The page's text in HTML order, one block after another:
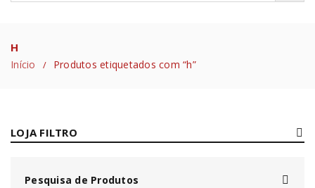
H
Início / Produtos etiquetados com “h”
LOJA FILTRO
Pesquisa de Produtos